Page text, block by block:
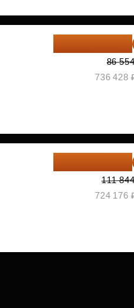
86
736 428
111
724 176